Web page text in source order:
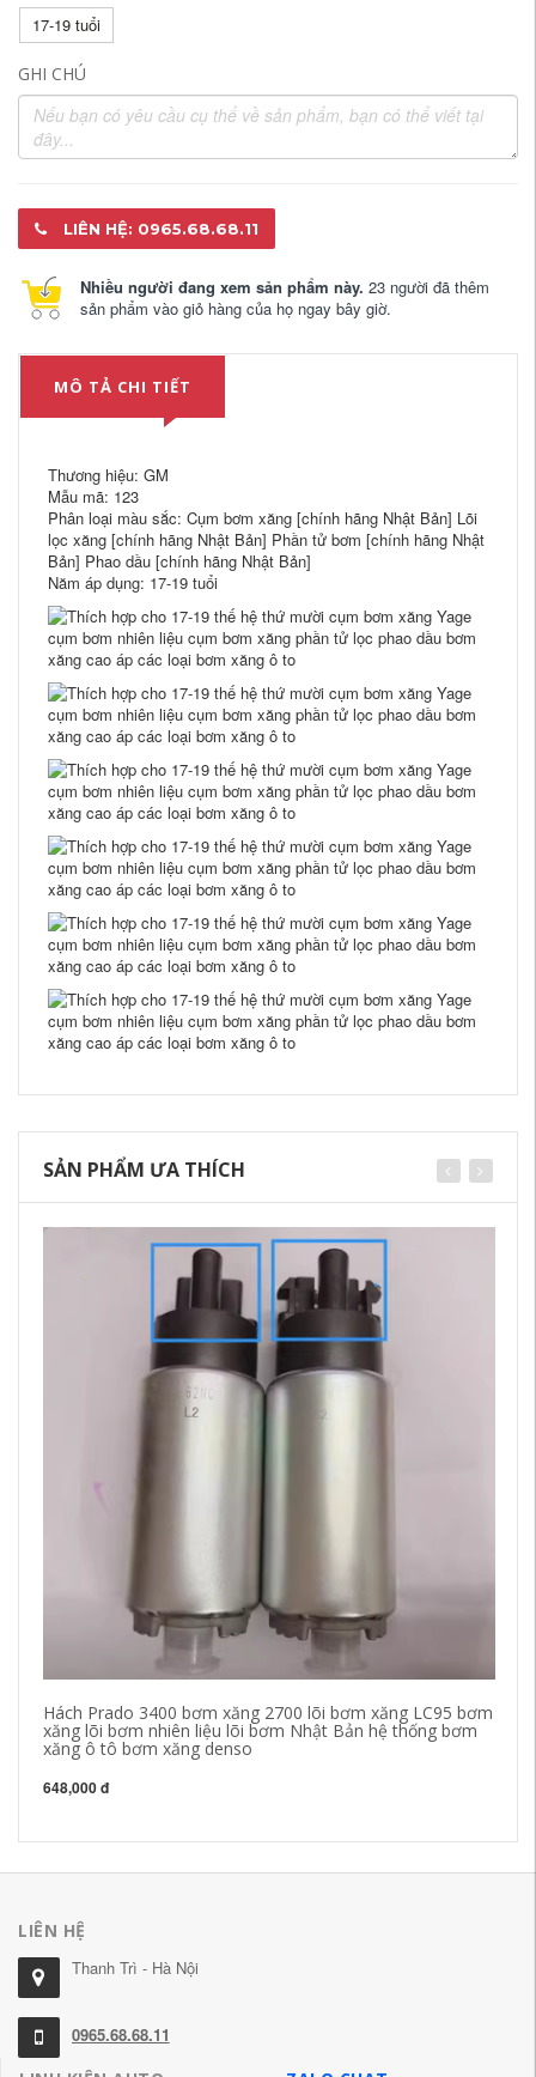
17-19 tuổi
GHI CHÚ
LIÊN HỆ: 0965.68.68.11
Nhiều người đang xem sản phẩm này. 23 người đã thêm
sản phẩm vào giỏ hàng của họ ngay bây giờ.
MÔ TẢ CHI TIẾT
Thương hiệu: GM
Mẫu mã: 123
Phân loại màu sắc: Cụm bơm xăng [chính hãng Nhật Bản] Lõi
lọc xăng [chính hãng Nhật Bản] Phần tử bơm [chính hãng Nhật
Bản] Phao dầu [chính hãng Nhật Bản]
Năm áp dụng: 17-19 tuổi
SẢN PHẨM ƯA THÍCH
Hách Prado 3400 bơm xăng 2700 lõi bơm xăng LC95 bơm
xăng lõi bơm nhiên liệu lõi bơm Nhật Bản hệ thống bơm
xăng ô tô bơm xăng denso
648,000 đ
LIÊN HỆ
Thanh Trì - Hà Nội
0965.68.68.11